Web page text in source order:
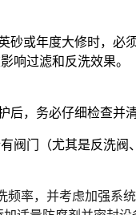
砂或年度大修时， 必
响过滤和反洗效果。
后， 务必仔细检查并
阀门（尤其是反洗阀
频率，并考虑加强系